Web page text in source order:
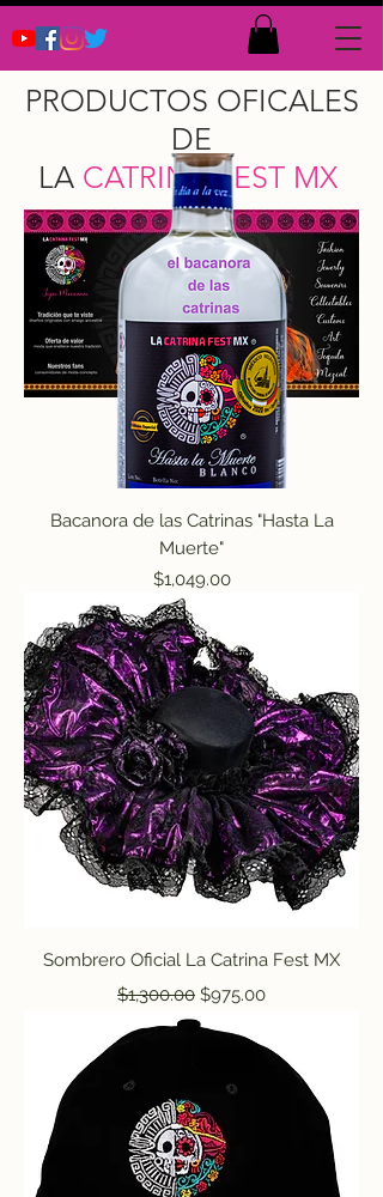
PRODUCTOS OFICALES
DE
LA CATRINA FEST MX
Bacanora de las Catrinas "Hasta La
Muerte"
Precio
$1,049.00
Sombrero Oficial La Catrina Fest MX
Precio
$1,300.00 Precio de oferta
$975.00